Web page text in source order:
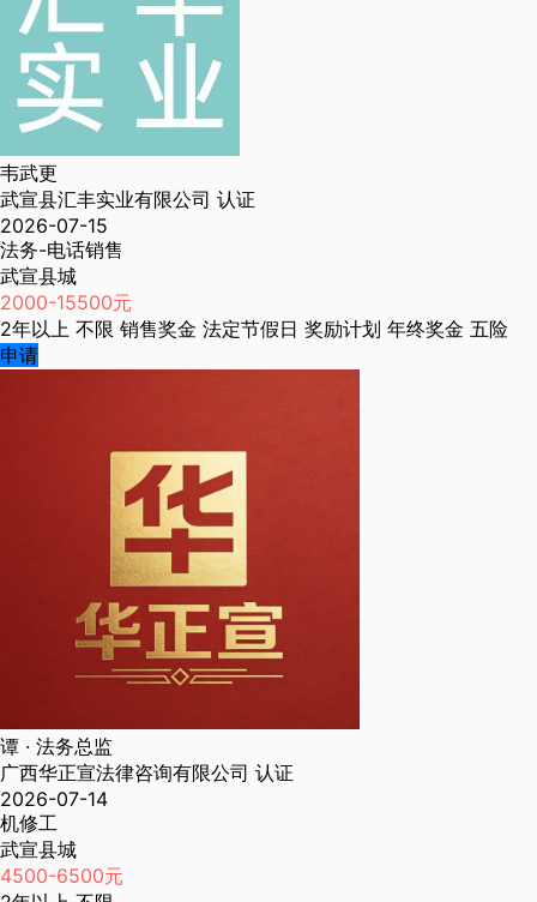
韦武更
武宣县汇丰实业有限公司 认证
2026-07-15
法务-电话销售
武宣县城
2000-15500元
2年以上 不限 销售奖金 法定节假日 奖励计划 年终奖金 五险
申请
谭 · 法务总监
广西华正宣法律咨询有限公司 认证
2026-07-14
机修工
武宣县城
4500-6500元